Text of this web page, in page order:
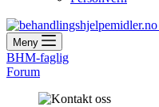
Meny
BHM-faglig
Forum